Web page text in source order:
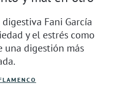
Fani García
y el estrés como
una digestión más